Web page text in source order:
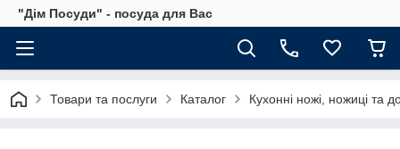
"Дім Посуди" - посуда для Вас
Товари та послуги Каталог Кухонні ножі, ножиці та